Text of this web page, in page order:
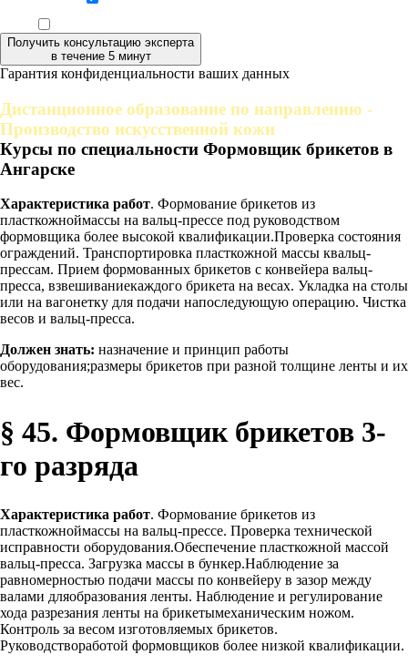
Получить консультацию эксперта
в течение 5 минут
Гарантия конфиденциальности ваших данных
Дистанционное образование по направлению -
Производство искусственной кожи
Курсы по специальности Формовщик брикетов в
Ангарске
Характеристика работ. Формование брикетов из
пласткожноймассы на вальц-прессе под руководством
формовщика более высокой квалификации.Проверка состояния
ограждений. Транспортировка пласткожной массы квальц-
прессам. Прием формованных брикетов с конвейера вальц-
пресса, взвешиваниекаждого брикета на весах. Укладка на столы
или на вагонетку для подачи напоследующую операцию. Чистка
весов и вальц-пресса.
Должен знать: назначение и принцип работы
оборудования;размеры брикетов при разной толщине ленты и их
вес.
§ 45. Формовщик брикетов 3-
го разряда
Характеристика работ. Формование брикетов из
пласткожноймассы на вальц-прессе. Проверка технической
исправности оборудования.Обеспечение пласткожной массой
вальц-пресса. Загрузка массы в бункер.Наблюдение за
равномерностью подачи массы по конвейеру в зазор между
валами дляобразования ленты. Наблюдение и регулирование
хода разрезания ленты на брикетымеханическим ножом.
Контроль за весом изготовляемых брикетов.
Руководствоработой формовщиков более низкой квалификации.